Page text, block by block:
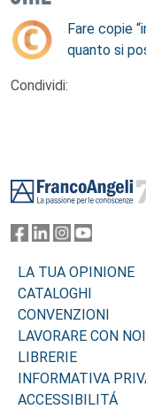
Fare copie
quanto si
Condividi:
LA TUA OPINIONE
CATALOGHI
CONVENZIONI
LAVORARE CON NOI
LIBRERIE
INFORMATIVA
ACCESSIBILITÁ